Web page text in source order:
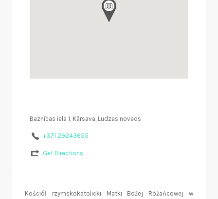
Baznīcas iela 1, Kārsava, Ludzas novads
+371 29243655
Get Directions
Kościół rzymskokatolicki Matki Bożej Różańcowej w